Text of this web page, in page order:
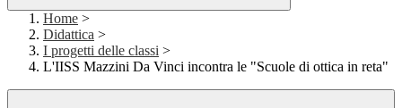
Home >
Didattica >
I progetti delle classi >
L'IISS Mazzini Da Vinci incontra le "Scuole di ottica in reta"